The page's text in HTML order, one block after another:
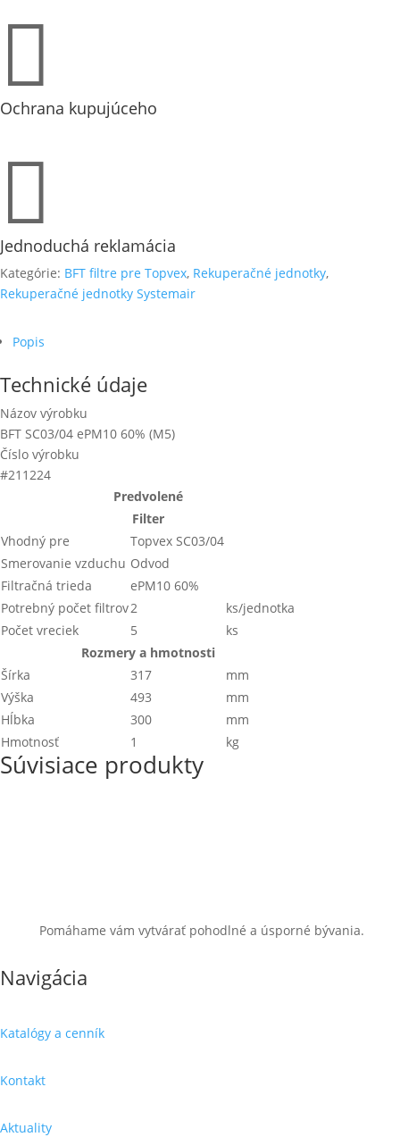

Ochrana kupujúceho

Jednoduchá reklamácia
Kategórie: BFT filtre pre Topvex, Rekuperačné jednotky,
Rekuperačné jednotky Systemair
Popis
Technické údaje
Názov výrobku
BFT SC03/04 ePM10 60% (M5)
Číslo výrobku
#211224
Predvolené
Filter
Vhodný pre
Topvex SC03/04
Smerovanie vzduchu Odvod
Filtračná trieda
ePM10 60%
Potrebný počet filtrov2
ks/jednotka
Počet vreciek
5
ks
Rozmery a hmotnosti
Šírka
317
mm
Výška
493
mm
Hĺbka
300
mm
Hmotnosť
1 kg
Súvisiace produkty
Pomáhame vám vytvárať pohodlné a úsporné bývania.
Navigácia
Katalógy a cenník
Kontakt
Aktuality